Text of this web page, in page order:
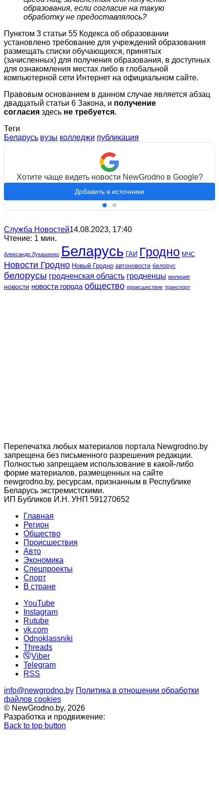
образования, если согласие на такую
обработку не предоставлялось?
Пунктом 3 статьи 55 Кодекса об образовании
установлено требование для учреждений образования
размещать списки обучающихся, принятых
(зачисленных) для получения образования, в доступных
для ознакомления местах либо в глобальной
компьютерной сети Интернет на официальном сайте.
Правовым основанием в данном случае является абзац
двадцатый статьи 6 Закона, и получение
согласия здесь не требуется.
Теги
Беларусь вузы колледжи публикация
Хотите чаще видеть новости NewGrodno в Google?
Добавить в источники
Служба Новостей14.08.2023, 17:40
Чтение: 1 мин.
Александр Лукашенко Беларусь ГАИ Гродно МЧС
Новости Гродно Новый Гродно автоновости белорус
белорусы гродненская область гродненцы милиция
новости новости города общество происшествие транспорт
Перепечатка любых материалов портала Newgrodno.by
запрещена без письменного разрешения редакции.
Полностью запрещаем использование в какой-либо
форме материалов, размещенных на сайте
newgrodno.by, ресурсам, признанным в Республике
Беларусь экстремистскими.
ИП Бубликов И.Н. УНП 591270652
Главная
Регион
Общество
Происшествия
Авто
Экономика
Спецпроекты
Cпорт
В стране
YouTube
Instagram
Rutube
vk.com
Odnoklassniki
Threads
Viber
Telegram
RSS
info@newgrodno.by Политика в отношении обработки
файлов cookies
© NewGrodno.by, 2026
Разработка и продвижение:
Back to top button